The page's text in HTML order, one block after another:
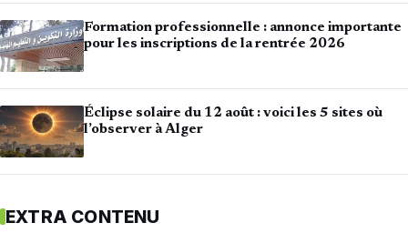
Formation professionnelle : annonce importante
pour les inscriptions de la rentrée 2026
Éclipse solaire du 12 août : voici les 5 sites où
l’observer à Alger
EXTRA CONTENU